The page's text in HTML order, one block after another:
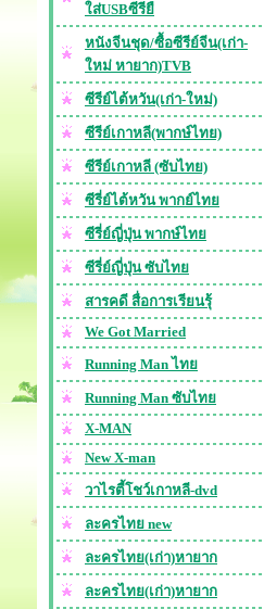
ใส่USBซีรียื
หนังจีนชุด/ซื้อซีรีย์จีน(เก่า-
ใหม่ หายาก)TVB
ซีรีย์ไต้หวัน(เก่า-ใหม่)
ซีรีย์เกาหลี(พากษ์ไทย)
ซีรีย์เกาหลี (ซับไทย)
ซีรี่ย์ไต้หวัน พากย์ไทย
ซีรี่ย์ญี่ปุ่น พากษ์ไทย
ซีรี่ย์ญี่ปุ่น ซับไทย
สารคดี สื่อการเรียนรุ้
We Got Married
Running Man ไทย
Running Man ซับไทย
X-MAN
New X-man
วาไรตี้โชว์เกาหลี-dvd
ละครไทย new
ละครไทย(เก่า)หายาก
ละครไทย(เก่า)หายาก